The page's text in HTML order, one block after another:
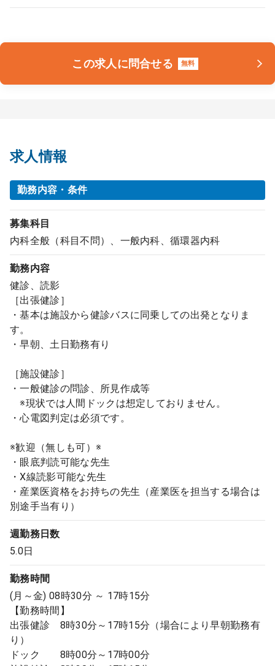
採用をお考えの医療機関の方
この求人に問合せる 無料
求人情報
勤務内容・条件
募集科目
内科全般（科目不問）、一般内科、循環器内科
勤務内容
健診、読影
［出張健診］
・基本は施設から健診バスに同乗しての出発となりま
す。
・早朝、土日勤務有り
［施設健診］
・一般健診の問診、所見作成等
※現状では人間ドックは想定しておりません。
・心電図判定は必須です。
※歓迎（無しも可）※
・眼底判読可能な先生
・X線読影可能な先生
・産業医資格をお持ちの先生（産業医を担当する場合は
別途手当有り）
週勤務日数
5.0日
勤務時間
(月～金) 08時30分 ～ 17時15分
【勤務時間】
出張健診 8時30分～17時15分（場合により早朝勤務有
り）
ドック 8時00分～17時00分